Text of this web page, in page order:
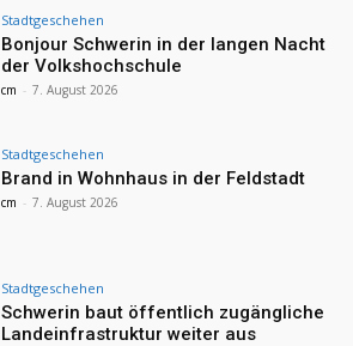
Stadtgeschehen
Bonjour Schwerin in der langen Nacht
der Volkshochschule
cm - 7. August 2026
Stadtgeschehen
Brand in Wohnhaus in der Feldstadt
cm - 7. August 2026
Stadtgeschehen
Schwerin baut öffentlich zugängliche
Landeinfrastruktur weiter aus